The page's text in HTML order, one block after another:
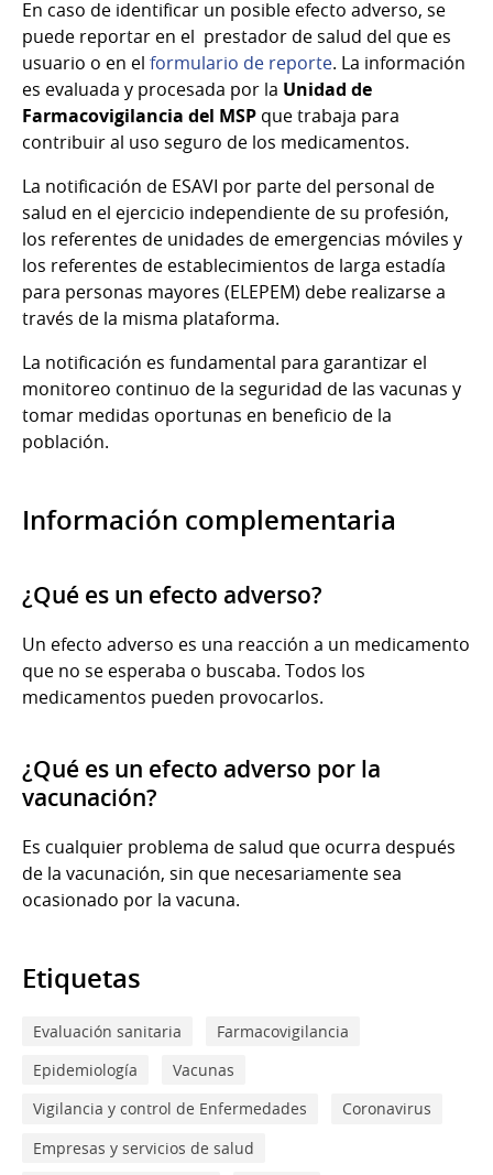
En caso de identificar un posible efecto adverso, se
puede reportar en el prestador de salud del que es
usuario o en el formulario de reporte. La información
es evaluada y procesada por la Unidad de
Farmacovigilancia del MSP que trabaja para
contribuir al uso seguro de los medicamentos.
La notificación de ESAVI por parte del personal de
salud en el ejercicio independiente de su profesión,
los referentes de unidades de emergencias móviles y
los referentes de establecimientos de larga estadía
para personas mayores (ELEPEM) debe realizarse a
través de la misma plataforma.
La notificación es fundamental para garantizar el
monitoreo continuo de la seguridad de las vacunas y
tomar medidas oportunas en beneficio de la
población.
Información complementaria
¿Qué es un efecto adverso?
Un efecto adverso es una reacción a un medicamento
que no se esperaba o buscaba. Todos los
medicamentos pueden provocarlos.
¿Qué es un efecto adverso por la
vacunación?
Es cualquier problema de salud que ocurra después
de la vacunación, sin que necesariamente sea
ocasionado por la vacuna.
Etiquetas
Evaluación sanitaria
Farmacovigilancia
Epidemiología
Vacunas
Vigilancia y control de Enfermedades
Coronavirus
Empresas y servicios de salud